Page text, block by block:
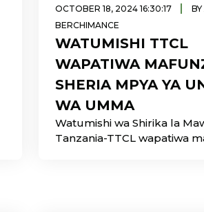
OCTOBER 18, 2024 16:30:17 |
BERCHIMANCE
WATUMISHI TTCL
WAPATIWA
SHERIA MPYA YA
WA UMMA
Watumishi wa Shirika la
Tanzania-TTCL wapatiwa